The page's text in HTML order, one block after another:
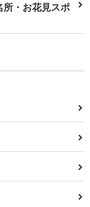
所・お花見スポ